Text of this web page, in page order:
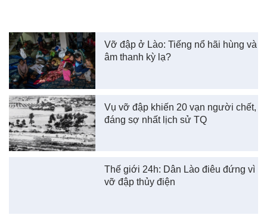
Vỡ đập ở Lào: Tiếng nổ hãi hùng và
âm thanh kỳ lạ?
Vụ vỡ đập khiến 20 vạn người chết,
đáng sợ nhất lịch sử TQ
Thế giới 24h: Dân Lào điêu đứng vì
vỡ đập thủy điện